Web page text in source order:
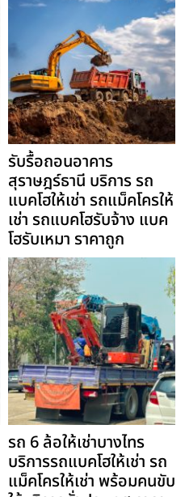
รับรื้อถอนอาคาร
สุราษฎร์ธานี บริการ รถ
แบคโฮให้เช่า รถแม็คโครให้
เช่า รถแบคโฮรับจ้าง แบค
โฮรับเหมา ราคาถูก
รถ 6 ล้อให้เช่าบางไทร
บริการรถแบคโฮให้เช่า รถ
แม็คโครให้เช่า พร้อมคนขับ